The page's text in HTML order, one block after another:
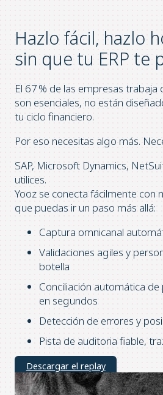
Hazlo fácil, hazlo
sin que tu ERP te
El 67 % de las empresas trabaja
son esenciales, no están
tu ciclo financiero.
Por eso necesitas algo más.
SAP, Microsoft Dynamics,
utilices.
Yooz se conecta fácilmente con
que puedas ir un paso más allá:
Captura omnicanal
Validaciones agiles y
botella
Conciliación automática
en segundos
Detección de errores y
Pista de auditoria fiable,
Descargar el replay